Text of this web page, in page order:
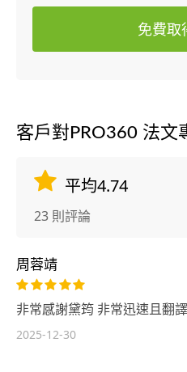
免費取
客戶對PRO360 法文
平均4.74
23 則評論
周蓉靖
非常感謝黛筠 非常迅速且翻
2025-12-30